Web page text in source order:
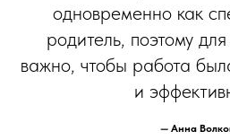
одновременно как
родитель, поэтому
важно, чтобы работа
и
— Анна